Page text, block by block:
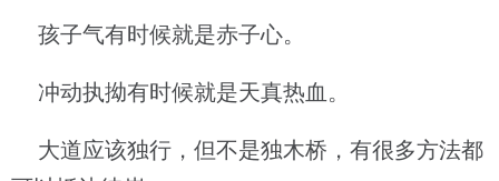
孩子气有时候就是赤子心。
冲动执拗有时候就是天真热血。
大道应该独行，但不是独木桥，有很多方法都